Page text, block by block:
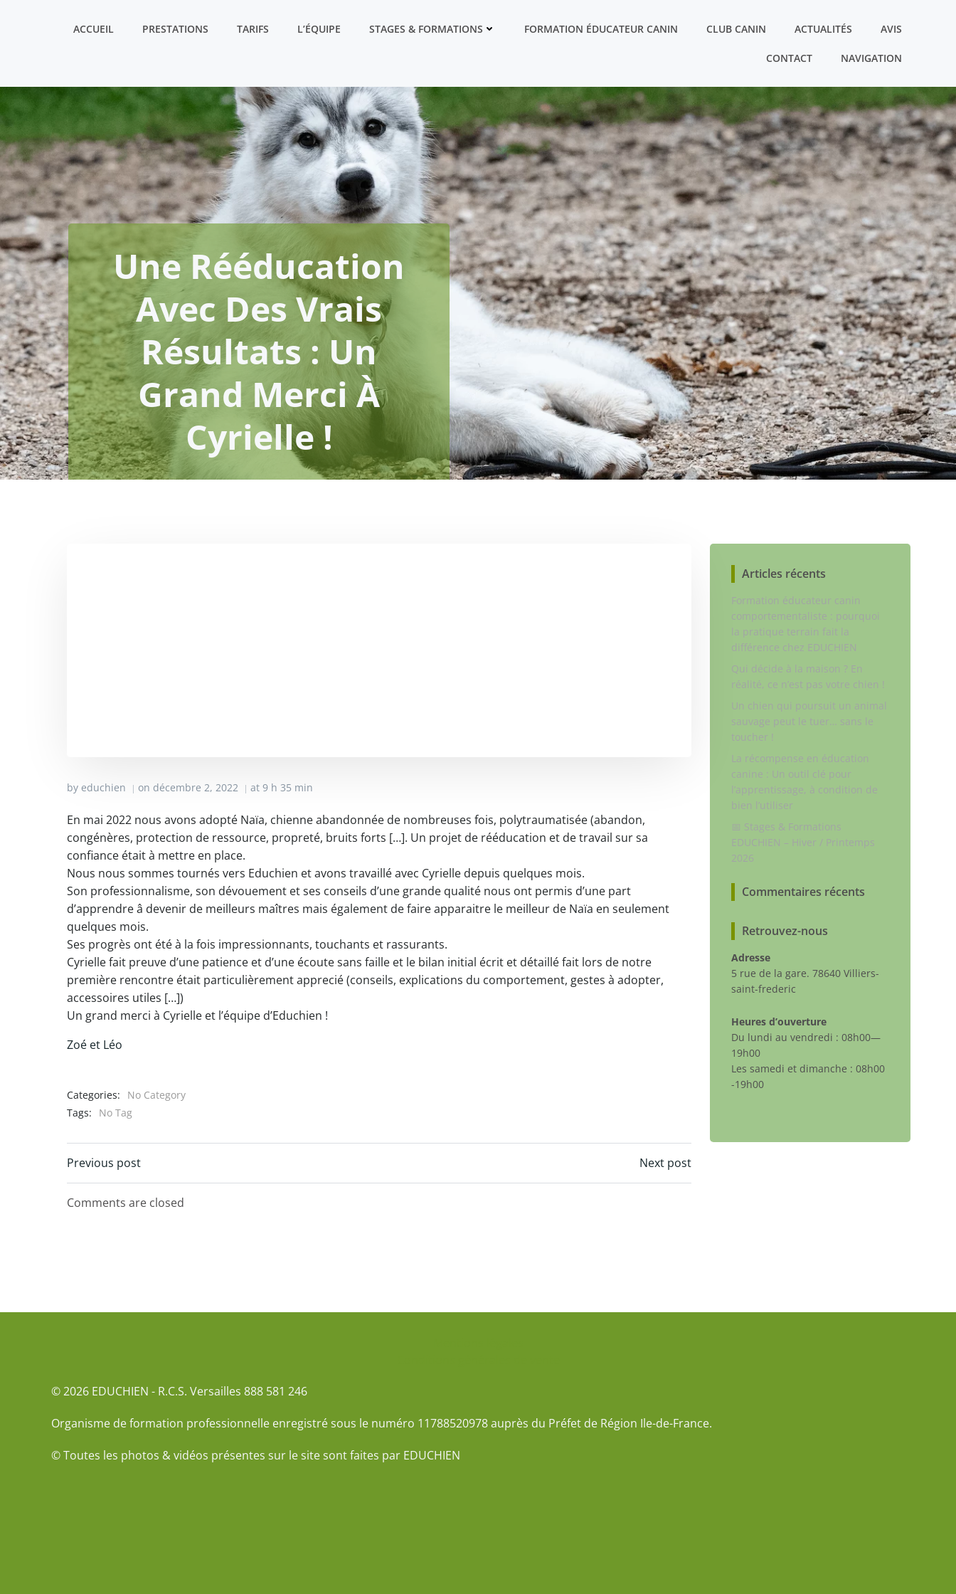
ACCUEIL PRESTATIONS TARIFS L’ÉQUIPE STAGES & FORMATIONS FORMATION ÉDUCATEUR CANIN CLUB CANIN ACTUALITÉS AVIS
CONTACT NAVIGATION
Une Rééducation
Avec Des Vrais
Résultats : Un
Grand Merci À
Cyrielle !
by educhien | on décembre 2, 2022 | at 9 h 35 min
En mai 2022 nous avons adopté Naïa, chienne abandonnée de nombreuses fois, polytraumatisée (abandon,
congénères, protection de ressource, propreté, bruits forts […]. Un projet de rééducation et de travail sur sa
confiance était à mettre en place.
Nous nous sommes tournés vers Educhien et avons travaillé avec Cyrielle depuis quelques mois.
Son professionnalisme, son dévouement et ses conseils d’une grande qualité nous ont permis d’une part
d’apprendre â devenir de meilleurs maîtres mais également de faire apparaitre le meilleur de Naïa en seulement
quelques mois.
Ses progrès ont été à la fois impressionnants, touchants et rassurants.
Cyrielle fait preuve d’une patience et d’une écoute sans faille et le bilan initial écrit et détaillé fait lors de notre
première rencontre était particulièrement apprecié (conseils, explications du comportement, gestes à adopter,
accessoires utiles […])
Un grand merci à Cyrielle et l’équipe d’Educhien !
Zoé et Léo
Categories:
No Category
Tags:
No Tag
Navigation
de
Previous post Next post
Comments are closed
Articles récents
Formation éducateur canin
comportementaliste : pourquoi
la pratique terrain fait la
différence chez EDUCHIEN
Qui décide à la maison ? En
réalité, ce n’est pas votre chien !
Un chien qui poursuit un animal
sauvage peut le tuer… sans le
toucher !
La récompense en éducation
canine : Un outil clé pour
l’apprentissage, à condition de
bien l’utiliser
📅 Stages & Formations
EDUCHIEN – Hiver / Printemps
2026
Commentaires récents
Retrouvez-nous
Adresse
5 rue de la gare. 78640 Villiers-
saint-frederic
Heures d’ouverture
Du lundi au vendredi : 08h00—
19h00
Les samedi et dimanche : 08h00
-19h00
© 2026 EDUCHIEN - R.C.S. Versailles 888 581 246
Organisme de formation professionnelle enregistré sous le numéro 11788520978 auprès du Préfet de Région Ile-de-France.
© Toutes les photos & vidéos présentes sur le site sont faites par EDUCHIEN